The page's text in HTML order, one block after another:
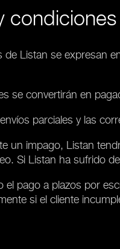
Listan se expresan
se convertirán en
parciales y las
un impago, Listan
Si Listan ha sufrido
el pago a plazos por
si el cliente